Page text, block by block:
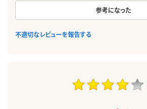
参考になった
不適切なレビューを報告する